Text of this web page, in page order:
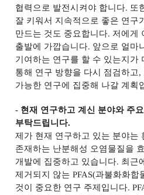
협력으로 발전시켜야 합니다. 또
잘 키워서 지속적으로 좋은 연구
만드는 것도 중요합니다. 저에게
출발에 가깝습니다. 앞으로 얼마
기여하는 연구를 할 수 있는지가
통해 연구 방향을 다시 점검하고,
가능한 연구에 집중해 나갈 계획
- 현재 연구하고 계신 분야와 주
부탁드립니다.
제가 현재 연구하고 있는 분야는
존재하는 난분해성 오염물질을
개발에 집중하고 있습니다. 최근
제거되지 않는PFAS(과불화화합
것이 중요한 연구 주제입니다.